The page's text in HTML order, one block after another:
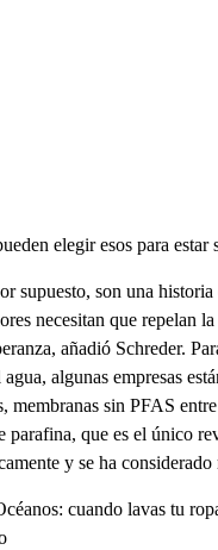
elegir esos para estar
supuesto, son una historia
necesitan que repelan
añadió Schreder.
algunas empresas
membranas sin PFAS
parafina, que es el único
y se ha considerado
cuando lavas tu